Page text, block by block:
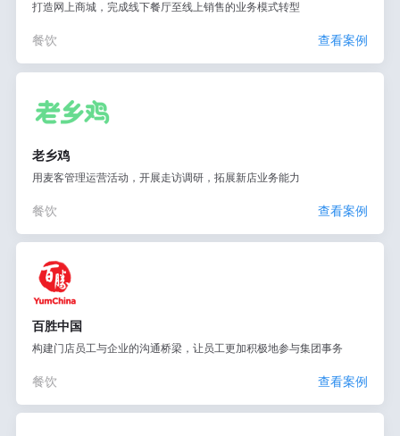
打造网上商城，完成线下餐厅至线上销售的业务模式转型
餐饮 查看案例
老乡鸡
用麦客管理运营活动，开展走访调研，拓展新店业务能力
餐饮 查看案例
百胜中国
构建门店员工与企业的沟通桥梁，让员工更加积极地参与集团事务
餐饮 查看案例